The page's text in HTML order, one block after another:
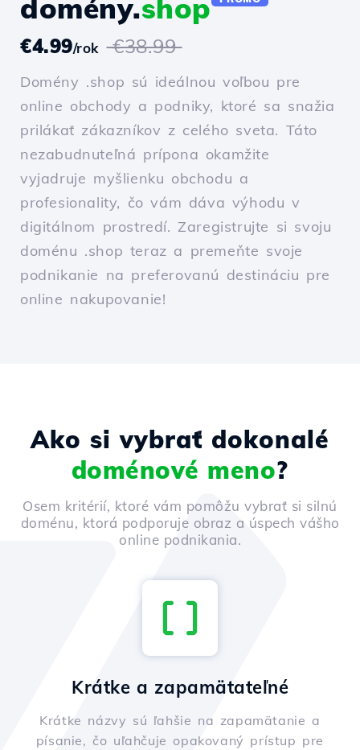
domény.shop
€4.99/rok €38.99
Domény .shop sú ideálnou voľbou pre
online obchody a podniky, ktoré sa snažia
prilákať zákazníkov z celého sveta. Táto
nezabudnuteľná prípona okamžite
vyjadruje myšlienku obchodu a
profesionality, čo vám dáva výhodu v
digitálnom prostredí. Zaregistrujte si svoju
doménu .shop teraz a premeňte svoje
podnikanie na preferovanú destináciu pre
online nakupovanie!
Ako si vybrať dokonalé
doménové meno?
Osem kritérií, ktoré vám pomôžu vybrať si silnú
doménu, ktorá podporuje obraz a úspech vášho
online podnikania.
Krátke a zapamätateľné
Krátke názvy sú ľahšie na zapamätanie a
písanie, čo uľahčuje opakovaný prístup pre